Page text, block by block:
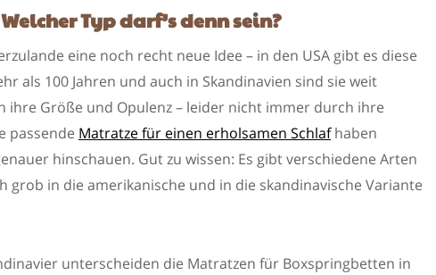
Typ darf’s denn sein?
eine noch recht neue Idee – in den USA gibt es diese
als 100 Jahren und auch in Skandinavien sind sie weit
ihre Größe und Opulenz – leider nicht immer durch ihre
passende Matratze für einen erholsamen Schlafhaben
hinschauen. Gut zu wissen: Es gibt verschiedene Arten
grob in die amerikanische und in die skandinavische Variante
unterscheiden die Matratzen für Boxspringbetten in